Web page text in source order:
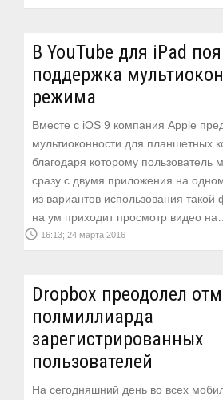
В YouTube для iPad
поддержка
режима
Вместе с iOS 9 компания Apple
мультиоконности для планшетных
благодаря которому пользователь
сразу с двумя приложения на
из вариантов использования такой
на ум приходит просмотр видео на…
access_time 16:13; 24 марта 2016
Dropbox преодолел
полмиллиарда
зарегистрированных
пользователей
На сегодняшний день во всех